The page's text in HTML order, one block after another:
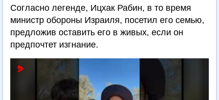
Согласно легенде, Ицхак Рабин, в то время
министр обороны Израиля, посетил его семью,
предложив оставить его в живых, если он
предпочтет изгнание.